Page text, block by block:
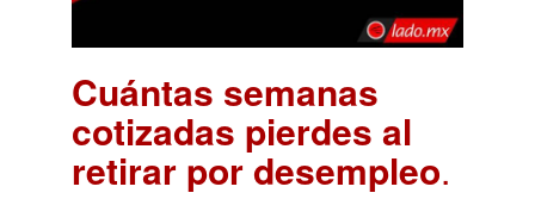
Cuántas semanas
cotizadas pierdes al
retirar por desempleo.